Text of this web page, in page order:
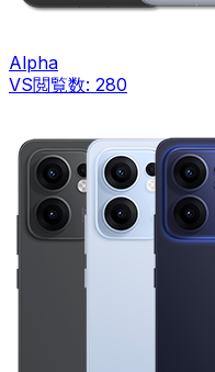
Alpha
VS閲覧数: 280